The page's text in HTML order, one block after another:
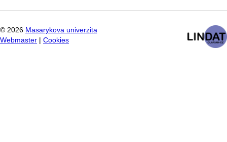
© 2026 Masarykova univerzita
Webmaster
Cookies